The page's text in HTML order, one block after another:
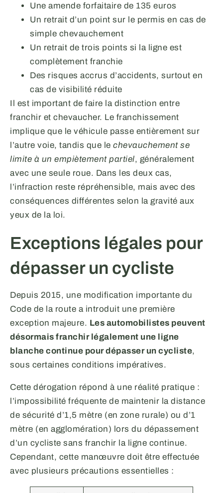
Une amende forfaitaire de 135 euros
Un retrait d’un point sur le permis en cas de
simple chevauchement
Un retrait de trois points si la ligne est
complètement franchie
Des risques accrus d’accidents, surtout en
cas de visibilité réduite
Il est important de faire la distinction entre
franchir et chevaucher. Le franchissement
implique que le véhicule passe entièrement sur
l’autre voie, tandis que le chevauchement se
limite à un empiètement partiel, généralement
avec une seule roue. Dans les deux cas,
l’infraction reste répréhensible, mais avec des
conséquences différentes selon la gravité aux
yeux de la loi.
Exceptions légales pour
dépasser un cycliste
Depuis 2015, une modification importante du
Code de la route a introduit une première
exception majeure. Les automobilistes peuvent
désormais franchir légalement une ligne
blanche continue pour dépasser un cycliste,
sous certaines conditions impératives.
Cette dérogation répond à une réalité pratique :
l’impossibilité fréquente de maintenir la distance
de sécurité d’1,5 mètre (en zone rurale) ou d’1
mètre (en agglomération) lors du dépassement
d’un cycliste sans franchir la ligne continue.
Cependant, cette manœuvre doit être effectuée
avec plusieurs précautions essentielles :